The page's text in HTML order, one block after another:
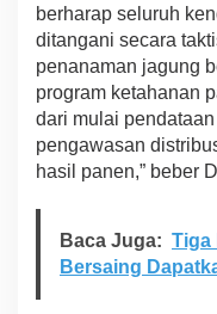
berharap seluruh
ditangani secara
penanaman jagung
program ketahanan
dari mulai
pengawasan
hasil panen,” beber
Baca Juga: Tiga
Bersaing